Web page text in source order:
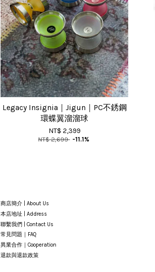
Legacy Insignia｜Jigun｜PC不銹鋼
環蝶翼溜溜球
NT$ 2,399
NT$ 2,699 -11.1%
商店簡介 | About Us
本店地址 | Address
聯繫我們 | Contact Us
常見問題｜FAQ
異業合作｜Cooperation
退款與退款政策